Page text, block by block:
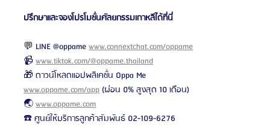
ปรึกษาและจองโปรโมชั่นศัลยกรรมเกาหลีได้ที่นี่
💬 LINE @oppame www.connextchat.com/oppame
📹 www.tiktok.com/@oppame.thailand
🎁 ดาวน์โหลดแอปพลิเคชั่น Oppa Me
www.oppame.com/app (ผ่อน 0% สูงสุด 10 เดือน)
🌏 www.oppame.com
☎️ ศูนย์ให้บริการลูกค้าสัมพันธ์ 02-109-6276